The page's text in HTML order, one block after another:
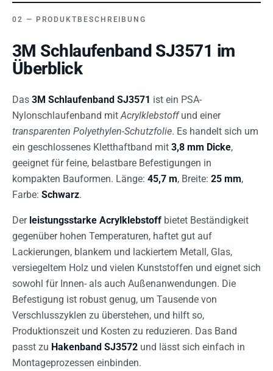
PRODUKTBESCHREIBUNG
3M Schlaufenband SJ3571 im
Überblick
Das 3M Schlaufenband SJ3571 ist ein PSA-
Nylonschlaufenband mitAcrylklebstoffund einer
transparenten Polyethylen-Schutzfolie. Es handelt sich um
ein geschlossenes Kletthaftband mit 3,8 mm Dicke,
geeignet für feine, belastbare Befestigungen in
kompakten Bauformen. Länge: 45,7 m, Breite: 25 mm,
Farbe: Schwarz.
Der leistungsstarke Acrylklebstoff bietet Beständigkeit
gegenüber hohen Temperaturen, haftet gut auf
Lackierungen, blankem und lackiertem Metall, Glas,
versiegeltem Holz und vielen Kunststoffen und eignet sich
sowohl für Innen- als auch Außenanwendungen. Die
Befestigung ist robust genug, um Tausende von
Verschlusszyklen zu überstehen, und hilft so,
Produktionszeit und Kosten zu reduzieren. Das Band
passt zu Hakenband SJ3572 und lässt sich einfach in
Montageprozessen einbinden.